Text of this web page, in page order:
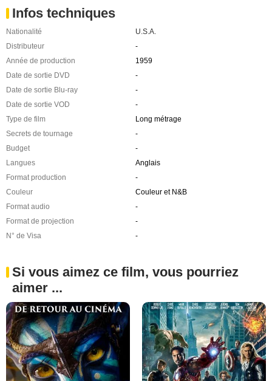
Infos techniques
Nationalité
U.S.A.
Distributeur
-
Année de production
1959
Date de sortie DVD
-
Date de sortie Blu-ray
-
Date de sortie VOD
-
Type de film
Long métrage
Secrets de tournage
-
Budget
-
Langues
Anglais
Format production
-
Couleur
Couleur et N&B
Format audio
-
Format de projection
-
N° de Visa
-
Si vous aimez ce film, vous pourriez
aimer ...